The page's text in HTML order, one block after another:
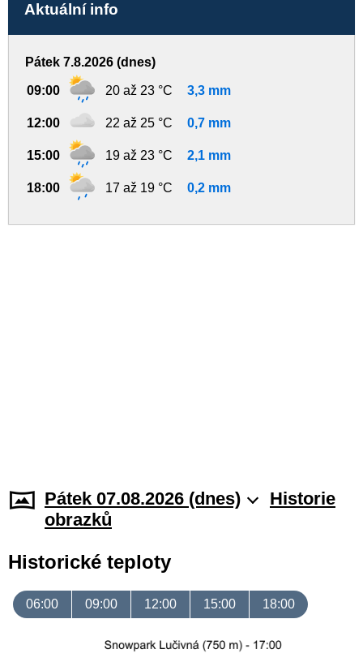
Aktuální info
Pátek 7.8.2026 (dnes)
09:00 20 až 23 °C 3,3 mm
12:00 22 až 25 °C 0,7 mm
15:00 19 až 23 °C 2,1 mm
18:00 17 až 19 °C 0,2 mm
Pátek 07.08.2026 (dnes)
Historie
obrazků
Historické teploty
06:00 09:00 12:00 15:00 18:00